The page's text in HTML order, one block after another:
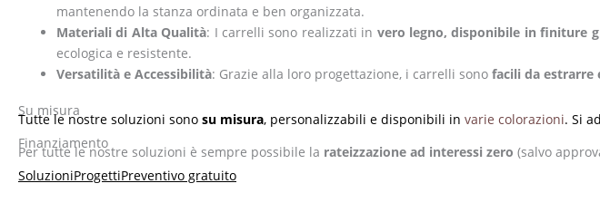
mantenendo la stanza ordinata e ben organizzata.
Materiali di Alta Qualità: I carrelli sono realizzati in vero legno, disponibile in finiture
ecologica e resistente.
Versatilità e Accessibilità: Grazie alla loro progettazione, i carrelli sono facili da estrarre
Su misura
Tutte le nostre soluzioni sono su misura, personalizzabili e disponibili in varie colorazioni. Si
Finanziamento
Per tutte le nostre soluzioni è sempre possibile la rateizzazione ad interessi zero (salvo
SoluzioniProgettiPreventivo gratuito